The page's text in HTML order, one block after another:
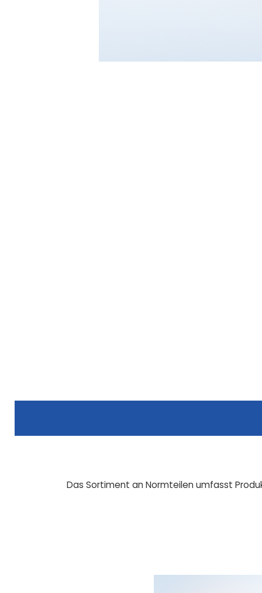
Das Sortiment an Normteilen umfasst